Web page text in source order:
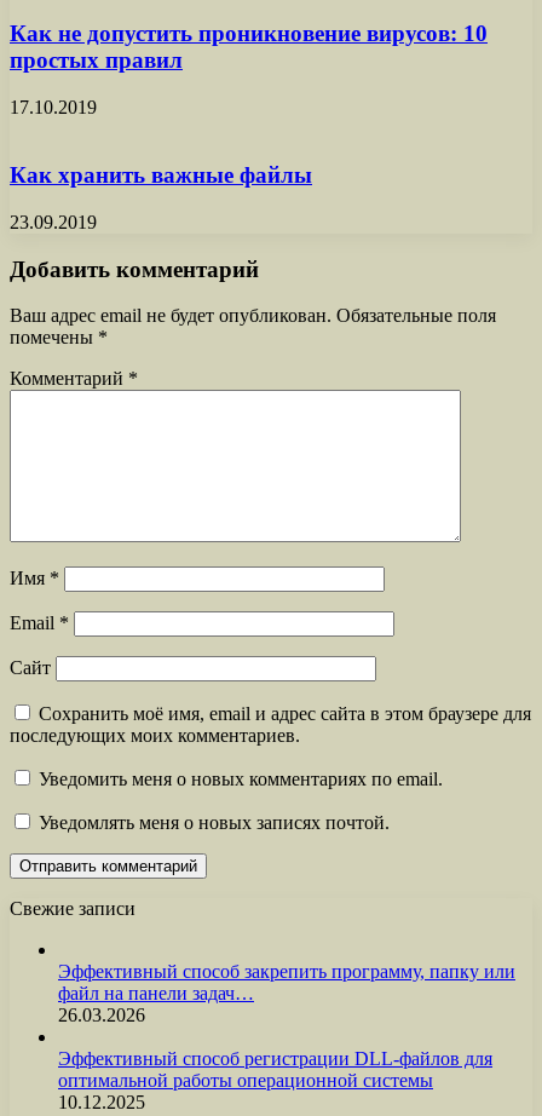
Как не допустить проникновение вирусов: 10
простых правил
17.10.2019
Как хранить важные файлы
23.09.2019
Добавить комментарий
Ваш адрес email не будет опубликован. Обязательные поля
помечены *
Комментарий *
Имя *
Email *
Сайт
Сохранить моё имя, email и адрес сайта в этом браузере для
последующих моих комментариев.
Уведомить меня о новых комментариях по email.
Уведомлять меня о новых записях почтой.
Свежие записи
Эффективный способ закрепить программу, папку или
файл на панели задач…
26.03.2026
Эффективный способ регистрации DLL-файлов для
оптимальной работы операционной системы
10.12.2025